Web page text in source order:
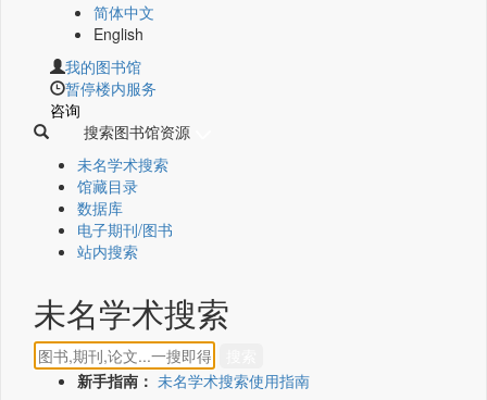
简体中文
English
我的图书馆
暂停楼内服务
咨询
搜索图书馆资源
未名学术搜索
馆藏目录
数据库
电子期刊/图书
站内搜索
未名学术搜索
新手指南： 未名学术搜索使用指南